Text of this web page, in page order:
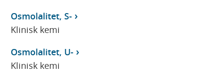
Osmolalitet, S-
Klinisk kemi
Osmolalitet, U-
Klinisk kemi